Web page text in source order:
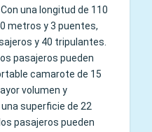
una longitud de 110
metros y 3 puentes,
y 40 tripulantes.
pasajeros pueden
camarote de 15
volumen y
superficie de 22
pasajeros pueden